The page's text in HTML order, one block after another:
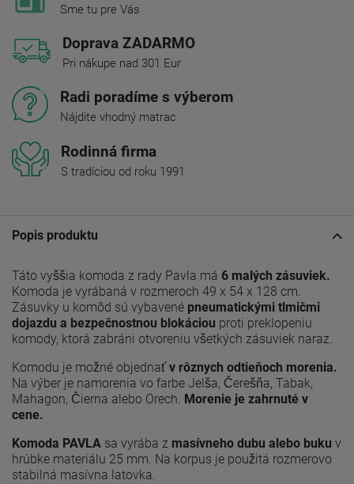
Sme tu pre Vás
Doprava ZADARMO
Pri nákupe nad 301 Eur
Radi poradíme s výberom
Nájdite vhodný matrac
Rodinná firma
S tradíciou od roku 1991
Popis produktu
Táto vyššia komoda z rady Pavla má 6 malých zásuviek.
Komoda je vyrábaná v rozmeroch 49 x 54 x 128 cm.
Zásuvky u komôd sú vybavené pneumatickými tlmičmi
dojazdu a bezpečnostnou blokáciou proti preklopeniu
komody, ktorá zabráni otvoreniu všetkých zásuviek naraz.
Komodu je možné objednať v rôznych odtieňoch morenia.
Na výber je namorenia vo farbe Jelša, Čerešňa, Tabak,
Mahagon, Čierna alebo Orech. Morenie je zahrnuté v
cene.
Komoda PAVLA sa vyrába z masívneho dubu alebo buku v
hrúbke materiálu 25 mm. Na korpus je použitá rozmerovo
stabilná masívna latovka.